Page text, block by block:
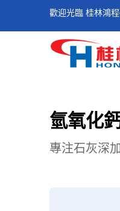
歡迎光臨 桂林鴻
氫氧化
專注石灰深